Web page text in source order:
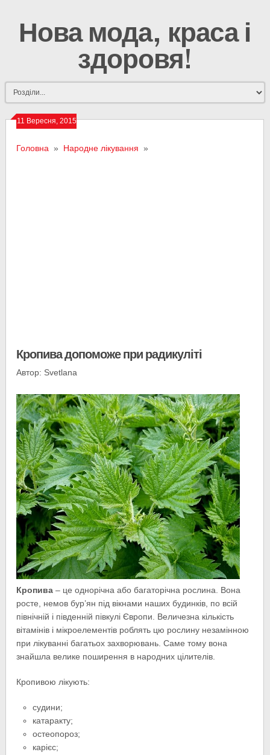
Нова мода, краса і
здоровя!
11 Вересня, 2015
Головна » Народне лікування »
Кропива допоможе при радикуліті
Автор: Svetlana
Кропива – це однорічна або багаторічна рослина. Вона
росте, немов бур’ян під вікнами наших будинків, по всій
північній і південній півкулі Європи. Величезна кількість
вітамінів і мікроелементів роблять цю рослину незамінною
при лікуванні багатьох захворювань. Саме тому вона
знайшла велике поширення в народних цілителів.
Кропивою лікують:
судини;
катаракту;
остеопороз;
карієс;